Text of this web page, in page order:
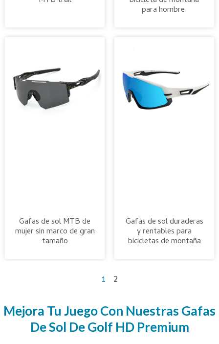
para hombre.
Gafas de sol MTB de
mujer sin marco de gran
tamaño
Gafas de sol duraderas
y rentables para
bicicletas de montaña
1 2
Mejora Tu Juego Con Nuestras Gafas
De Sol De Golf HD Premium